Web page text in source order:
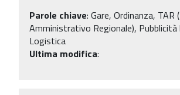
Parole chiave: Gare, Ordinanza, TAR
Amministrativo Regionale), Pubblicità
Logistica
Ultima modifica: